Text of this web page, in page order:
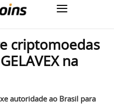
criptomoedas
na
autoridade ao Brasil para